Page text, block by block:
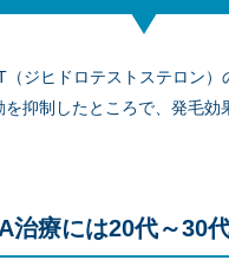
ルモンが薄毛に関係してい
クターゼという酵素と結合
こす可能性があります。
男性ホルモン
ジヒドロテストステロン）
抑制したところで、発毛効
治療には20代～30